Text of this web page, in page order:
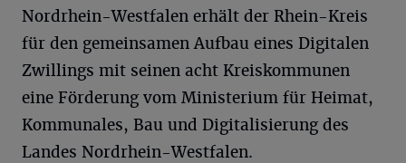
Nordrhein-Westfalen erhält der Rhein-Kreis
für den gemeinsamen Aufbau eines Digitalen
Zwillings mit seinen acht Kreiskommunen
eine Förderung vom Ministerium für Heimat,
Kommunales, Bau und Digitalisierung des
Landes Nordrhein-Westfalen.